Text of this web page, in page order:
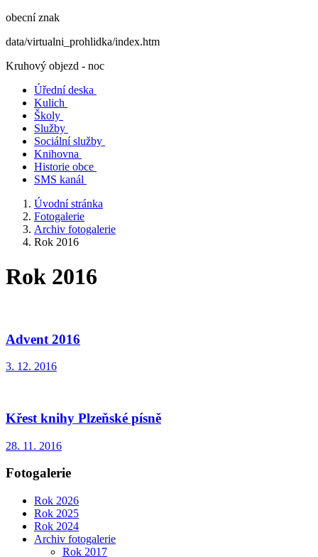
obecní znak
data/virtualni_prohlidka/index.htm
Kruhový objezd - noc
Úřední deska
Kulich
Školy
Služby
Sociální služby
Knihovna
Historie obce
SMS kanál
Úvodní stránka
Fotogalerie
Archiv fotogalerie
Rok 2016
Rok 2016
Advent 2016
3. 12. 2016
Křest knihy Plzeňské písně
28. 11. 2016
Fotogalerie
Rok 2026
Rok 2025
Rok 2024
Archiv fotogalerie
Rok 2017